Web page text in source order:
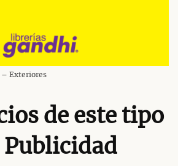
– Exteriores
de este tipo
Publicidad